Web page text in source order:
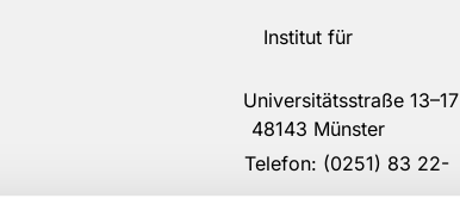
für
13–17
Münster
Telefon: (0251) 83 22-